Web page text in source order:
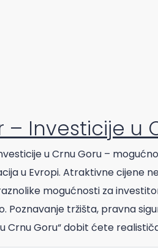
– Investicije u
u Crnu Goru –
u Evropi. Atraktivne cijene
mogućnosti za
Poznavanje tržišta, pravna
u Crnu Goru“ dobit ćete